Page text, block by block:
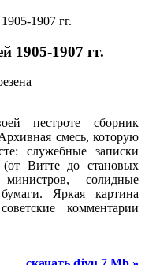
1907 гг.
1905-1907 гг.
пестроте сборник
смесь, которую
служебные записки
Витте до становых
солидные
Яркая картина
комментарии